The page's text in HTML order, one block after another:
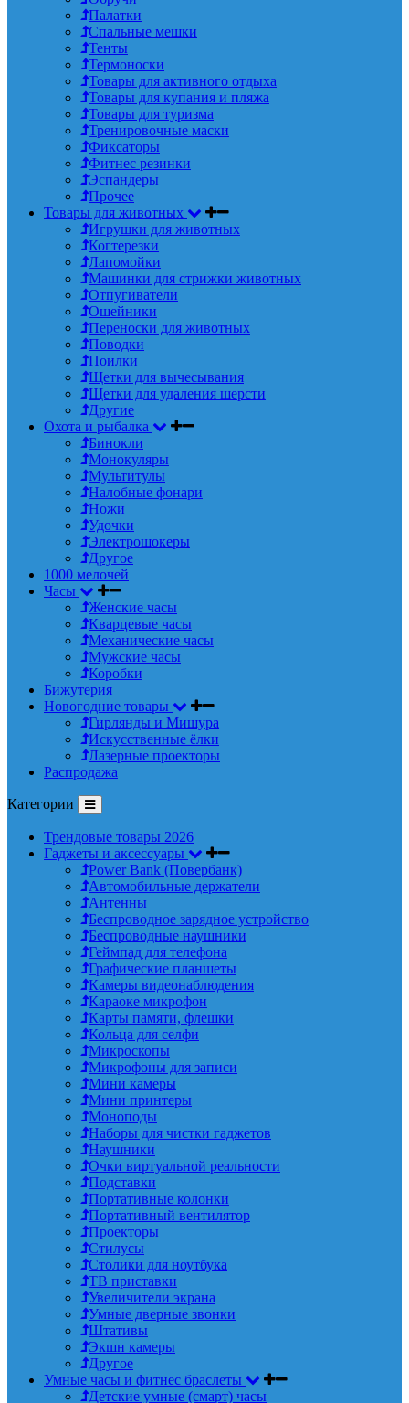
Палатки
Спальные мешки
Тенты
Термоноски
Товары для активного отдыха
Товары для купания и пляжа
Товары для туризма
Тренировочные маски
Фиксаторы
Фитнес резинки
Эспандеры
Прочее
Товары для животных
Игрушки для животных
Когтерезки
Лапомойки
Машинки для стрижки животных
Отпугиватели
Ошейники
Переноски для животных
Поводки
Поилки
Щетки для вычесывания
Щетки для удаления шерсти
Другие
Охота и рыбалка
Бинокли
Монокуляры
Мультитулы
Налобные фонари
Ножи
Удочки
Электрошокеры
Другое
1000 мелочей
Часы
Женские часы
Кварцевые часы
Механические часы
Мужские часы
Коробки
Бижутерия
Новогодние товары
Гирлянды и Мишура
Искусственные ёлки
Лазерные проекторы
Распродажа
Категории
Трендовые товары 2026
Гаджеты и аксессуары
Power Bank (Повербанк)
Автомобильные держатели
Антенны
Беспроводное зарядное устройство
Беспроводные наушники
Геймпад для телефона
Графические планшеты
Камеры видеонаблюдения
Караоке микрофон
Карты памяти, флешки
Кольца для селфи
Микроскопы
Микрофоны для записи
Мини камеры
Мини принтеры
Моноподы
Наборы для чистки гаджетов
Наушники
Очки виртуальной реальности
Подставки
Портативные колонки
Портативный вентилятор
Проекторы
Стилусы
Столики для ноутбука
ТВ приставки
Увеличители экрана
Умные дверные звонки
Штативы
Экшн камеры
Другое
Умные часы и фитнес браслеты
Детские умные (смарт) часы